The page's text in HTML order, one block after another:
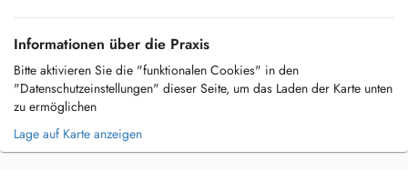
Informationen über die Praxis
Bitte aktivieren Sie die "funktionalen Cookies" in den
"Datenschutzeinstellungen" dieser Seite, um das Laden der Karte unten
zu ermöglichen
Lage auf Karte anzeigen